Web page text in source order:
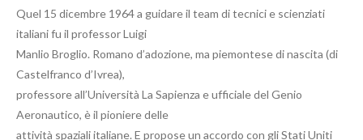
Quel 15 dicembre 1964 a guidare il team di tecnici e scienziati
italiani fu il professor Luigi
Manlio Broglio. Romano d’adozione, ma piemontese di nascita (di
Castelfranco d’Ivrea),
professore all’Università La Sapienza e ufficiale del Genio
Aeronautico, è il pioniere delle
attività spaziali italiane. E propose un accordo con gli Stati Uniti